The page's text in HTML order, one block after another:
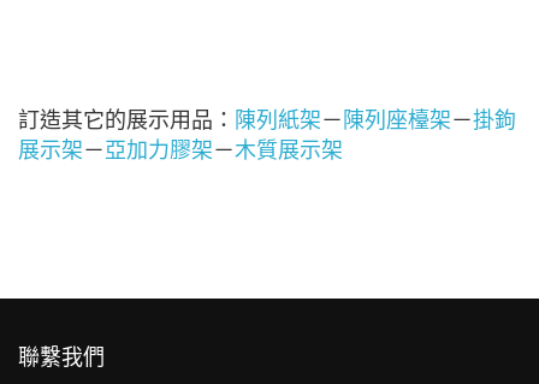
訂造其它的展示用品： 陳列紙架－ 陳列座檯架－掛鉤
展示架－亞加力膠架－木質展示架
聯繫我們